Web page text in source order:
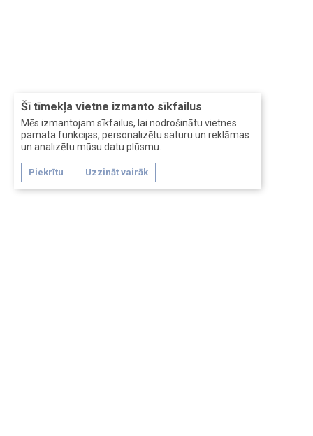
Šī tīmekļa vietne izmanto sīkfailus
Mēs izmantojam sīkfailus, lai nodrošinātu vietnes
pamata funkcijas, personalizētu saturu un reklāmas
un analizētu mūsu datu plūsmu.
Piekrītu Uzzināt vairāk